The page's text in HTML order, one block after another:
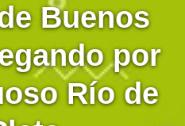
Buenos
por
Río de